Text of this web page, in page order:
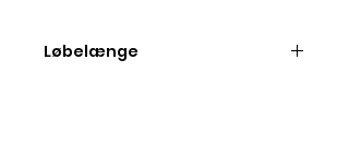
Løbelænge